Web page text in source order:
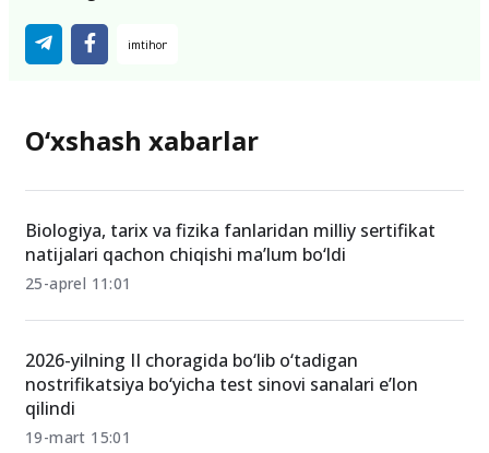
O‘xshash xabarlar
Biologiya, tarix va fizika fanlaridan milliy sertifikat
natijalari qachon chiqishi ma’lum bo‘ldi
25-aprel 11:01
2026-yilning II choragida bo‘lib o‘tadigan
nostrifikatsiya bo‘yicha test sinovi sanalari e’lon
qilindi
19-mart 15:01